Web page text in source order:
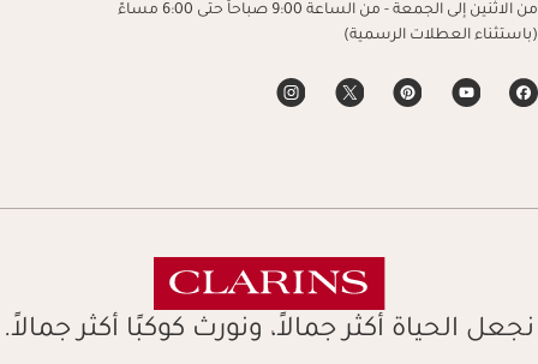
من الاثنين إلى الجمعة - من الساعة 9:00 صباحاً حتى 6:00 مساءً
(باستثناء العطلات الرسمية)
نجعل الحياة أكثر جمالاً، ونورث كوكبًا أكثر جمالاً.